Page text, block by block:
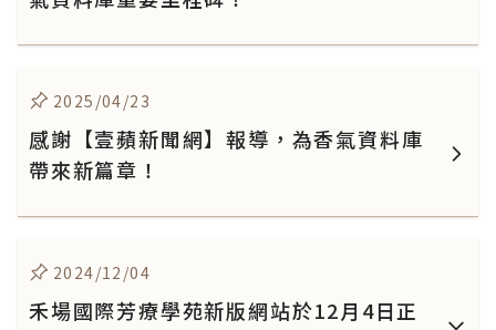
2025/04/23
感謝【壹蘋新聞網】報導，為香氣資料庫
帶來新篇章！
2024/12/04
禾場國際芳療學苑新版網站於12月4日正